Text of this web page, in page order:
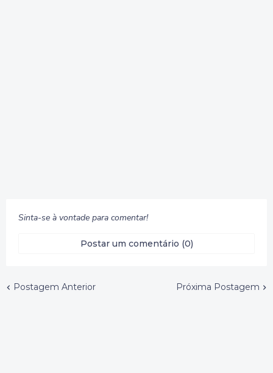
Sinta-se à vontade para comentar!
Postar um comentário (0)
Postagem Anterior Próxima Postagem